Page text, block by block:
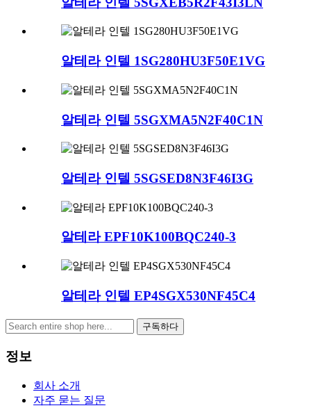
알테라 인텔 1SG280HU3F50E1VG
알테라 인텔 5SGXMA5N2F40C1N
알테라 인텔 5SGSED8N3F46I3G
알테라 EPF10K100BQC240-3
알테라 인텔 EP4SGX530NF45C4
구독하다
정보
회사 소개
자주 묻는 질문